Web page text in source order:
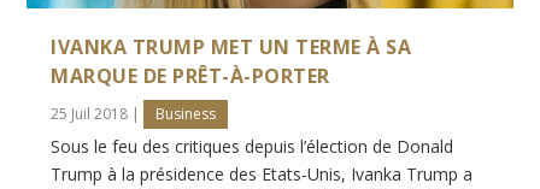
IVANKA TRUMP MET UN TERME À SA
MARQUE DE PRÊT-À-PORTER
25 Juil 2018 | Business
Sous le feu des critiques depuis l’élection de Donald
Trump à la présidence des Etats-Unis, Ivanka Trump a